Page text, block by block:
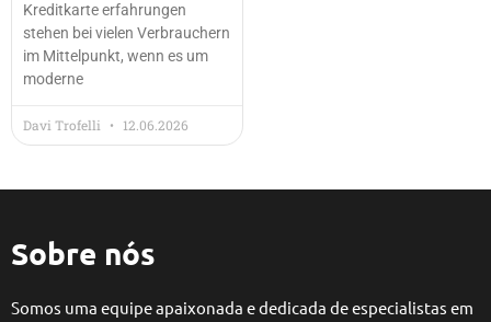
Kreditkarte erfahrungen
stehen bei vielen Verbrauchern
im Mittelpunkt, wenn es um
moderne
Davi Trofelli 12.06.2026
Sobre nós
Somos uma equipe apaixonada e dedicada de especialistas em